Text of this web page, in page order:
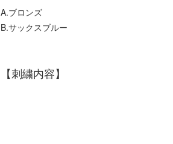
A.ブロンズ
B.サックスブルー
【刺繍内容】